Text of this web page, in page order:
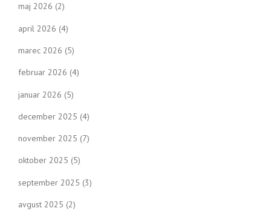
maj 2026 (2)
april 2026 (4)
marec 2026 (5)
februar 2026 (4)
januar 2026 (5)
december 2025 (4)
november 2025 (7)
oktober 2025 (5)
september 2025 (3)
avgust 2025 (2)